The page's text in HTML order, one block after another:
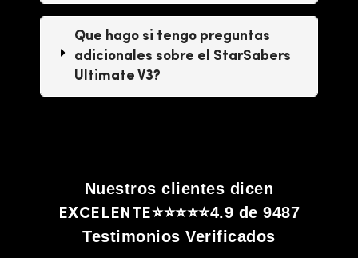
Que hago si tengo preguntas
adicionales sobre el StarSabers
Ultimate V3?
Nuestros clientes dicen
EXCELENTE⭐⭐⭐⭐⭐4.9 de 9487
Testimonios Verificados